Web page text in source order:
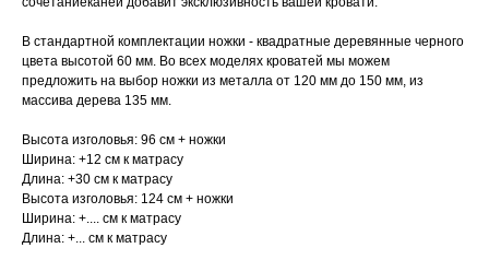
В стандартной комплектации ножки - квадратные деревянные черного
цвета высотой 60 мм. Во всех моделях кроватей мы можем
предложить на выбор ножки из металла от 120 мм до 150 мм, из
массива дерева 135 мм.
Высота изголовья: 96 см + ножки
Ширина: +12 см к матрасу
Длина: +30 см к матрасу
Высота изголовья: 124 см + ножки
Ширина: +.... см к матрасу
Длина: +... см к матрасу